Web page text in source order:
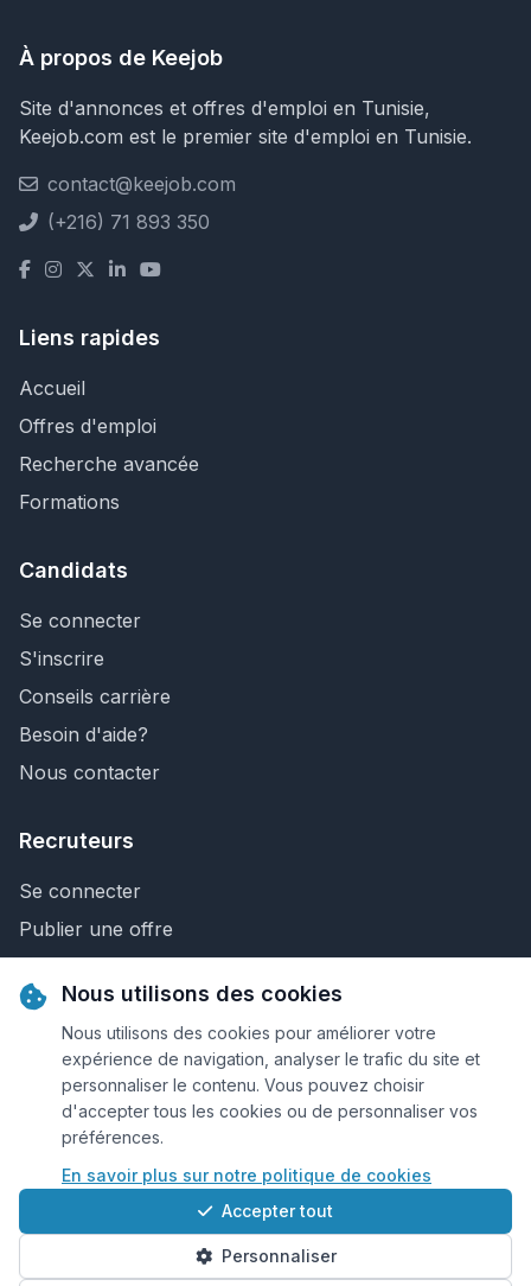
À propos de Keejob
Site d'annonces et offres d'emploi en Tunisie,
Keejob.com est le premier site d'emploi en Tunisie.
contact@keejob.com
(+216) 71 893 350
Liens rapides
Accueil
Offres d'emploi
Recherche avancée
Formations
Candidats
Se connecter
S'inscrire
Conseils carrière
Besoin d'aide?
Nous contacter
Recruteurs
Se connecter
Publier une offre
Nous contacter
© 2026 Keejob.com. Tous droits réservés.
Conditions et règlement
Cookies
Qui sommes-nous?
Nous utilisons des cookies
Nous utilisons des cookies pour améliorer votre
expérience de navigation, analyser le trafic du site et
personnaliser le contenu. Vous pouvez choisir
d'accepter tous les cookies ou de personnaliser vos
préférences.
En savoir plus sur notre politique de cookies
Accepter tout
Personnaliser